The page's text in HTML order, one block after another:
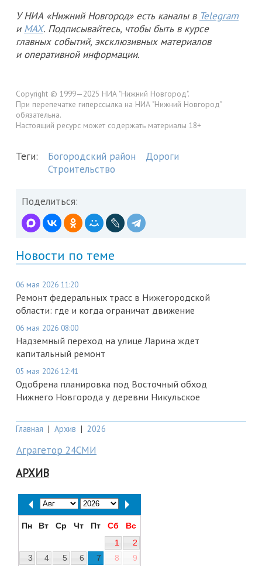
У НИА «Нижний Новгород» есть каналы в Telegram
и MAX. Подписывайтесь, чтобы быть в курсе
главных событий, эксклюзивных материалов
и оперативной информации.
Copyright © 1999—2025 НИА "Нижний Новгород".
При перепечатке гиперссылка на НИА "Нижний Новгород"
обязательна.
Настоящий ресурс может содержать материалы 18+
Теги: Богородский район
Дороги
Строительство
Поделиться:
Новости по теме
06 мая 2026 11:20
Ремонт федеральных трасс в Нижегородской
области: где и когда ограничат движение
06 мая 2026 08:00
Надземный переход на улице Ларина ждет
капитальный ремонт
05 мая 2026 12:41
Одобрена планировка под Восточный обход
Нижнего Новгорода у деревни Никульское
Главная | Архив | 2026
Аграгетор 24СМИ
АРХИВ
Пн Вт Ср Чт Пт Сб
Вс
1
2
3
4 5 6 7 8
9